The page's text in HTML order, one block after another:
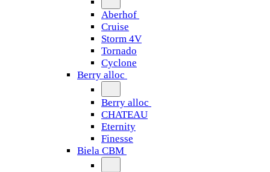
Aberhof
Cruise
Storm 4V
Tornado
Сyclone
Berry alloc
Berry alloc
CHATEAU
Eternity
Finesse
Biela CBM